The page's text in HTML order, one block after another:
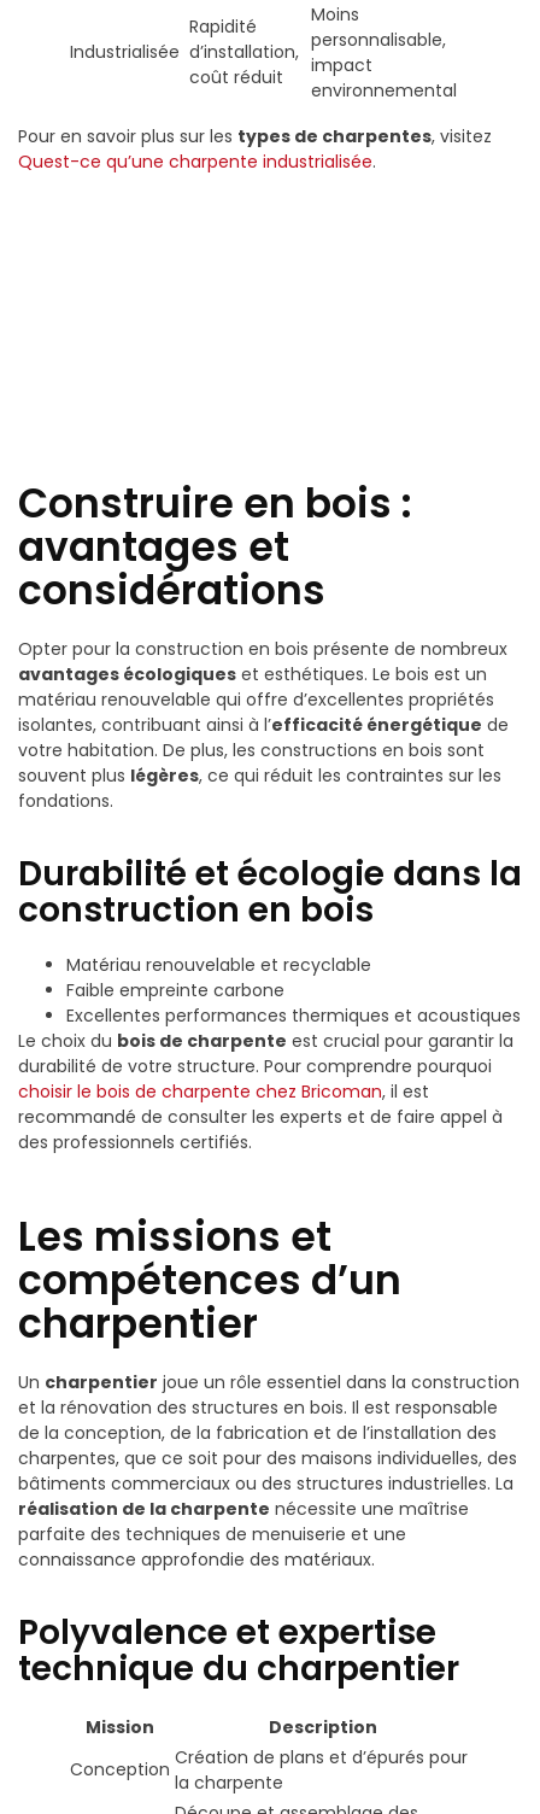
Industrialisée
Rapidité
d’installation,
coût réduit
Moins
personnalisable,
impact
environnemental
Pour en savoir plus sur les types de charpentes, visitez
Quest-ce qu’une charpente industrialisée.
Construire en bois :
avantages et
considérations
Opter pour la construction en bois présente de nombreux
avantages écologiques et esthétiques. Le bois est un
matériau renouvelable qui offre d’excellentes propriétés
isolantes, contribuant ainsi à l’efficacité énergétique de
votre habitation. De plus, les constructions en bois sont
souvent plus légères, ce qui réduit les contraintes sur les
fondations.
Durabilité et écologie dans la
construction en bois
Matériau renouvelable et recyclable
Faible empreinte carbone
Excellentes performances thermiques et acoustiques
Le choix du bois de charpente est crucial pour garantir la
durabilité de votre structure. Pour comprendre pourquoi
choisir le bois de charpente chez Bricoman, il est
recommandé de consulter les experts et de faire appel à
des professionnels certifiés.
Les missions et
compétences d’un
charpentier
Un charpentier joue un rôle essentiel dans la construction
et la rénovation des structures en bois. Il est responsable
de la conception, de la fabrication et de l’installation des
charpentes, que ce soit pour des maisons individuelles, des
bâtiments commerciaux ou des structures industrielles. La
réalisation de la charpente nécessite une maîtrise
parfaite des techniques de menuiserie et une
connaissance approfondie des matériaux.
Polyvalence et expertise
technique du charpentier
Mission
Description
Conception Création de plans et d’épurés pour
la charpente